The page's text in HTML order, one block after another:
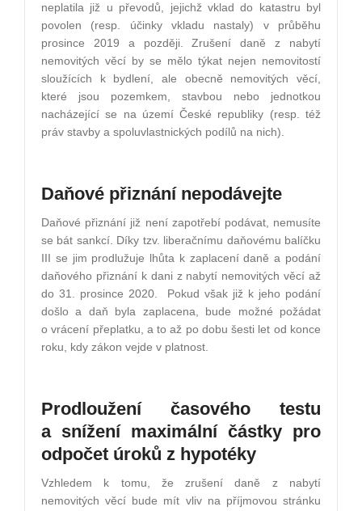
neplatila již u převodů, jejichž vklad do katastru byl
povolen (resp. účinky vkladu nastaly) v průběhu
prosince 2019 a později. Zrušení daně z nabytí
nemovitých věcí by se mělo týkat nejen nemovitostí
sloužících k bydlení, ale obecně nemovitých věcí,
které jsou pozemkem, stavbou nebo jednotkou
nacházející se na území České republiky (resp. též
práv stavby a spoluvlastnických podílů na nich).
Daňové přiznání nepodávejte
Daňové přiznání již není zapotřebí podávat, nemusíte
se bát sankcí. Díky tzv. liberačnímu daňovému balíčku
III se jim prodlužuje lhůta k zaplacení daně a podání
daňového přiznání k dani z nabytí nemovitých věcí až
do 31. prosince 2020. Pokud však již k jeho podání
došlo a daň byla zaplacena, bude možné požádat
o vrácení přeplatku, a to až po dobu šesti let od konce
roku, kdy zákon vejde v platnost.
Prodloužení časového testu
a snížení maximální částky pro
odpočet úroků z hypotéky
Vzhledem k tomu, že zrušení daně z nabytí
nemovitých věcí bude mít vliv na příjmovou stránku